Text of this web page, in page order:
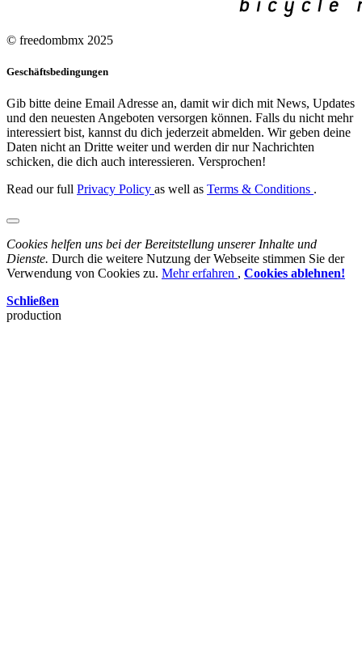
© freedombmx 2025
Geschäftsbedingungen
Gib bitte deine Email Adresse an, damit wir dich mit News, Updates
und den neuesten Angeboten versorgen können. Falls du nicht mehr
interessiert bist, kannst du dich jederzeit abmelden. Wir geben deine
Daten nicht an Dritte weiter und werden dir nur Nachrichten
schicken, die dich auch interessieren. Versprochen!
Read our full Privacy Policy as well as Terms & Conditions .
Cookies helfen uns bei der Bereitstellung unserer Inhalte und
Dienste. Durch die weitere Nutzung der Webseite stimmen Sie der
Verwendung von Cookies zu. Mehr erfahren , Cookies ablehnen!
Schließen
production